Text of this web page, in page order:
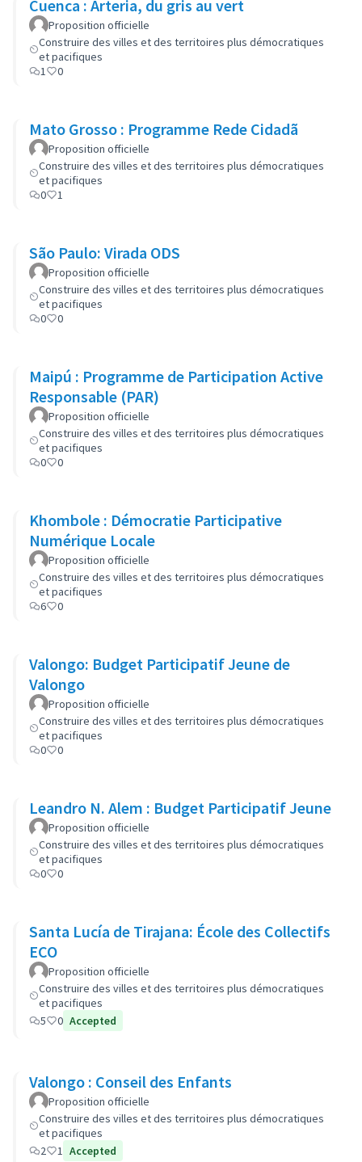
Cuenca : Arteria, du gris au vert
Proposition officielle
Construire des villes et des territoires plus démocratiques
et pacifiques
1
0
Mato Grosso : Programme Rede Cidadã
Proposition officielle
Construire des villes et des territoires plus démocratiques
et pacifiques
0
1
São Paulo: Virada ODS
Proposition officielle
Construire des villes et des territoires plus démocratiques
et pacifiques
0
0
Maipú : Programme de Participation Active
Responsable (PAR)
Proposition officielle
Construire des villes et des territoires plus démocratiques
et pacifiques
0
0
Khombole : Démocratie Participative
Numérique Locale
Proposition officielle
Construire des villes et des territoires plus démocratiques
et pacifiques
6
0
Valongo: Budget Participatif Jeune de
Valongo
Proposition officielle
Construire des villes et des territoires plus démocratiques
et pacifiques
0
0
Leandro N. Alem : Budget Participatif Jeune
Proposition officielle
Construire des villes et des territoires plus démocratiques
et pacifiques
0
0
Santa Lucía de Tirajana: École des Collectifs
ECO
Proposition officielle
Construire des villes et des territoires plus démocratiques
et pacifiques
5
0 Accepted
Valongo : Conseil des Enfants
Proposition officielle
Construire des villes et des territoires plus démocratiques
et pacifiques
2
1 Accepted